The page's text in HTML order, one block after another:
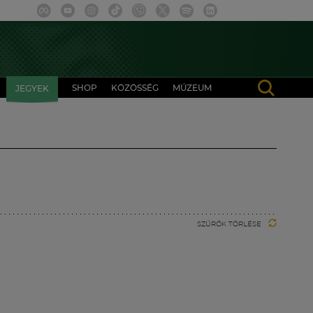
JEGYEK SHOP KÖZÖSSÉG MÚZEUM
SZŰRŐK TÖRLÉSE